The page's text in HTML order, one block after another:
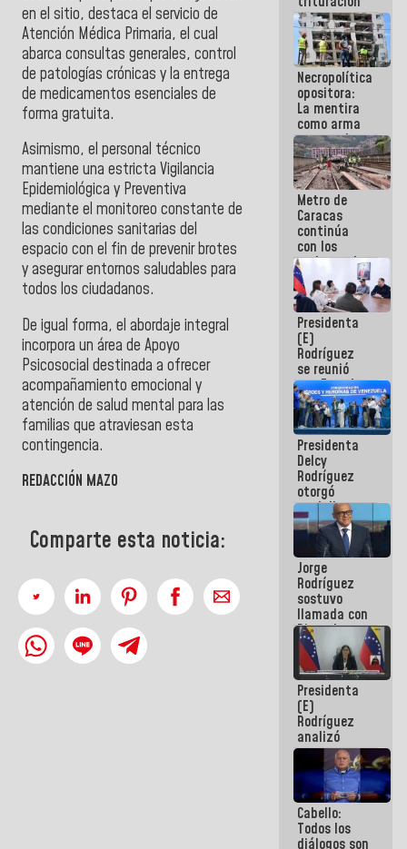
en el sitio, destaca el servicio de
Atención Médica Primaria, el cual
abarca consultas generales, control
de patologías crónicas y la entrega
de medicamentos esenciales de
forma gratuita.
Asimismo, el personal técnico
mantiene una estricta Vigilancia
Epidemiológica y Preventiva
mediante el monitoreo constante de
las condiciones sanitarias del
espacio con el fin de prevenir brotes
y asegurar entornos saludables para
todos los ciudadanos.
De igual forma, el abordaje integral
incorpora un área de Apoyo
Psicosocial destinada a ofrecer
acompañamiento emocional y
atención de salud mental para las
familias que atraviesan esta
contingencia.
REDACCIÓN MAZO
Comparte esta noticia:
para
optimizar
manejo de
escombros
en La Guaira
Necropolítica
opositora:
La mentira
como arma
contra el
Pueblo
Metro de
Caracas
continúa
con los
trabajos de
mantenimiento
e inspección
en la Línea 2
Presidenta
(E)
Rodríguez
se reunió
con Estado
Mayor
Eléctrico
para
abordar
planes de
acción
Presidenta
Delcy
Rodríguez
otorgó
medalla
"Héroe de
Venezuela"
a servidores
públicos
Jorge
Rodríguez
sostuvo
llamada con
Dinorah
Figuera y
acuerdan
primer
encuentro
presencial
para el
diálogo
Presidenta
(E)
Rodríguez
analizó
junto a
gobernadores
planes de
recuperación
del Sistema
Eléctrico
Cabello:
Todos los
diálogos son